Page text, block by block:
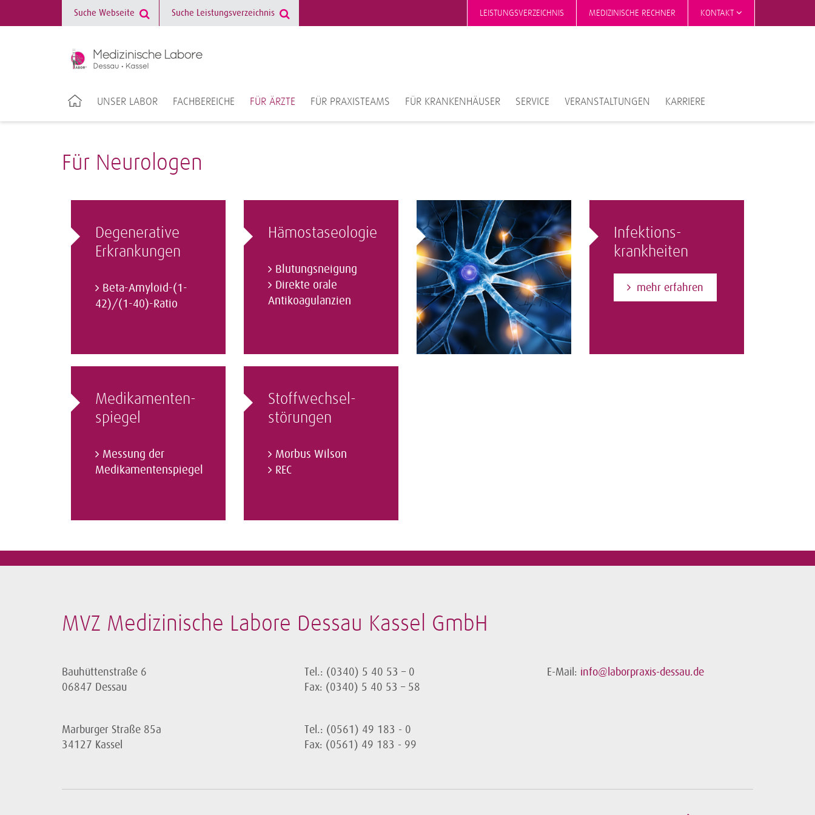
LEISTUNGSVERZEICHNIS MEDIZINISCHE RECHNER KONTAKT
UNSER LABOR FACHBEREICHE FÜR ÄRZTE FÜR PRAXISTEAMS FÜR KRANKENHÄUSER SERVICE VERANSTALTUNGEN KARRIERE
Für Neurologen
Degenerative
Erkrankungen
Beta-Amyloid-(1-
42)/(1-40)-Ratio
Medikamenten­
spiegel
Messung der
Medikamentenspiegel
Hämostaseologie
Blutungsneigung
Direkte orale
Antikoagulanzien
Stoffwechsel­
störungen
Morbus Wilson
REC
Infektions­
krankheiten
mehr erfahren
MVZ Medizinische Labore Dessau Kassel GmbH
Bauhüttenstraße 6
06847 Dessau
Marburger Straße 85a
34127 Kassel
Tel.: (0340) 5 40 53 – 0
Fax: (0340) 5 40 53 – 58
Tel.: (0561) 49 183 - 0
Fax: (0561) 49 183 - 99
E-Mail: info@laborpraxis-dessau.de